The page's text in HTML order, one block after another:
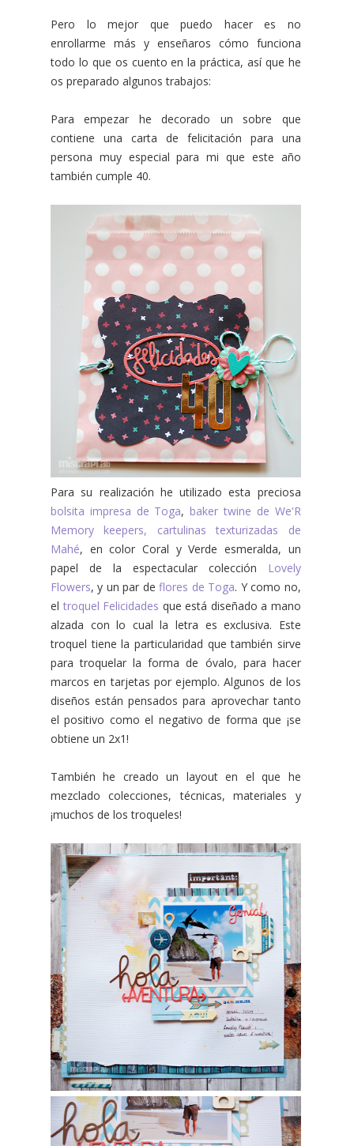
Pero lo mejor que puedo hacer es no
enrollarme más y enseñaros cómo funciona
todo lo que os cuento en la práctica, así que he
os preparado algunos trabajos:
Para empezar he decorado un sobre que
contiene una carta de felicitación para una
persona muy especial para mi que este año
también cumple 40.
Para su realización he utilizado esta preciosa
bolsita impresa de Toga, baker twine de We'R
Memory keepers,
cartulinas texturizadas de
Mahé, en color Coral y Verde esmeralda, un
papel de la espectacular colección
Lovely
Flowers, y un par deflores de Toga. Y como no,
el troquel Felicidades que está diseñado a mano
alzada con lo cual la letra es exclusiva. Este
troquel tiene la particularidad que también sirve
para troquelar la forma de óvalo, para hacer
marcos en tarjetas por ejemplo. Algunos de los
diseños están pensados para aprovechar tanto
el positivo como el negativo de forma que ¡se
obtiene un 2x1!
También he creado un layout en el que he
mezclado colecciones, técnicas, materiales y
¡muchos de los troqueles!